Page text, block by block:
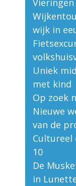
Vieringen
wijk in
Uniek
met kind
Op zoek
Nieuwe
van de
Cultureel
10
De
in